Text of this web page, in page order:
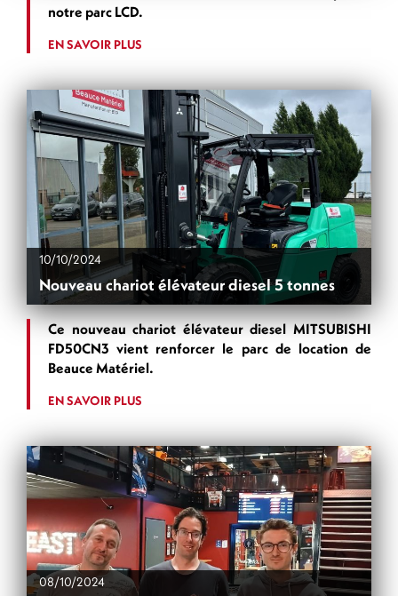
notre parc LCD.
EN SAVOIR PLUS
10/10/2024
Nouveau chariot élévateur diesel 5 tonnes
Ce nouveau chariot élévateur diesel MITSUBISHI
FD50CN3 vient renforcer le parc de location de
Beauce Matériel.
EN SAVOIR PLUS
08/10/2024